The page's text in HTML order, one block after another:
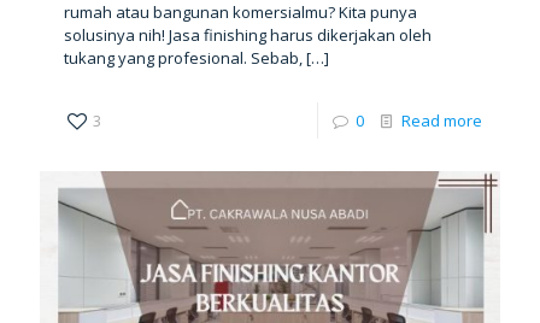
rumah atau bangunan komersialmu? Kita punya
solusinya nih! Jasa finishing harus dikerjakan oleh
tukang yang profesional. Sebab,[…]
3 0 Read more